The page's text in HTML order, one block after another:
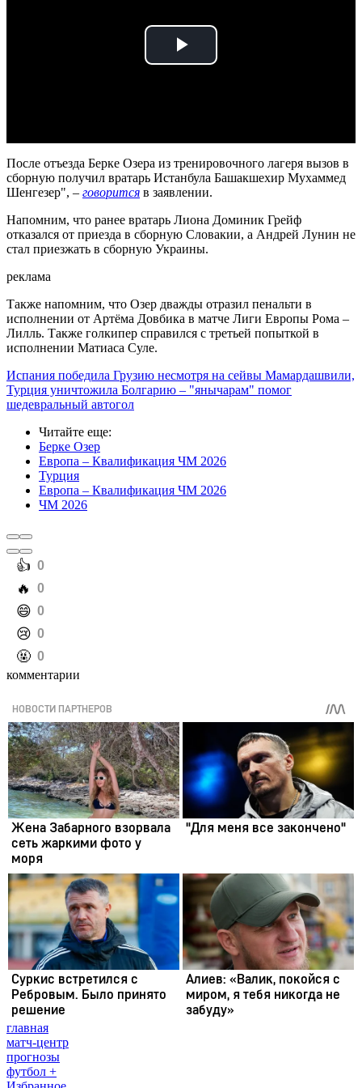
Play
После отъезда Берке Озера из тренировочного лагеря вызов в
сборную получил вратарь Истанбула Башакшехир Мухаммед
Шенгезер", – говорится в заявлении.
Напомним, что ранее вратарь Лиона Доминик Грейф
отказался от приезда в сборную Словакии, а Андрей Лунин не
стал приезжать в сборную Украины.
реклама
Также напомним, что Озер дважды отразил пенальти в
исполнении от Артёма Довбика в матче Лиги Европы Рома –
Лилль. Также голкипер справился с третьей попыткой в
исполнении Матиаса Суле.
Испания победила Грузию несмотря на сейвы Мамардашвили,
Турция уничтожила Болгарию – "янычарам" помог
шедевральный автогол
Читайте еще:
Берке Озер
Европа – Квалификация ЧМ 2026
Турция
Европа – Квалификация ЧМ 2026
ЧМ 2026
️👍 0
️🔥 0
️😄 0
️😢 0
️🤬 0
комментарии
главная
матч-центр
прогнозы
футбол +